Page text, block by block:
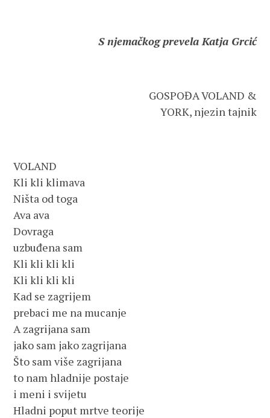
S njemačkog prevela Katja Grcić
GOSPOĐA VOLAND &
YORK, njezin tajnik
VOLAND
Kli kli klimava
Ništa od toga
Ava ava
Dovraga
uzbuđena sam
Kli kli kli kli
Kli kli kli kli
Kad se zagrijem
prebaci me na mucanje
A zagrijana sam
jako sam jako zagrijana
Što sam više zagrijana
to nam hladnije postaje
i meni i svijetu
Hladni poput mrtve teorije